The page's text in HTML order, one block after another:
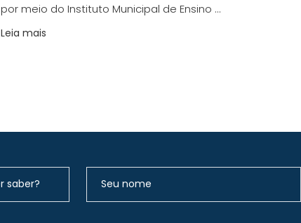
por meio do Instituto Municipal de Ensino ...
Leia mais